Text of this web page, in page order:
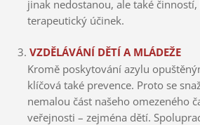
jinak nedostanou, ale také
terapeutický účinek.
VZDĚLÁVÁNÍ DĚTÍ A MLÁDEŽE
Kromě poskytování azylu
klíčová také prevence. Proto se
nemalou část našeho omezeného
veřejnosti – zejména dětí.